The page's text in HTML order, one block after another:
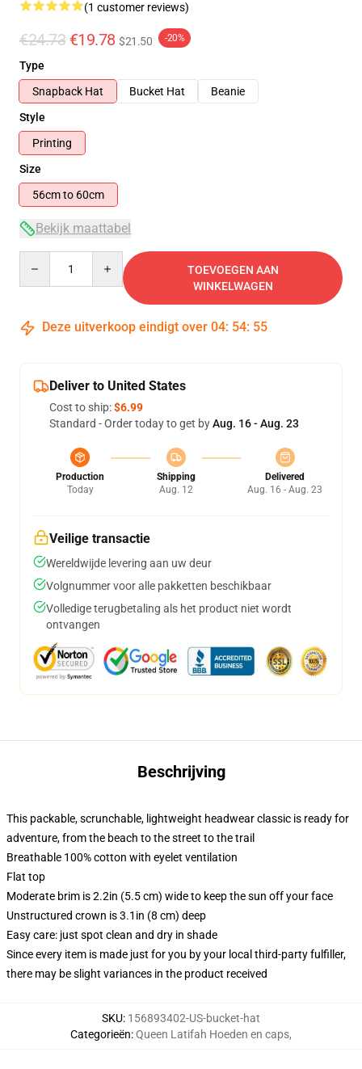
(1 customer reviews)
€24.73 €19.78 $21.50 -20%
Type
Snapback Hat
Bucket Hat
Beanie
Style
Printing
Size
56cm to 60cm
Bekijk maattabel
TOEVOEGEN AAN
WINKELWAGEN
Deze uitverkoop eindigt over 04: 54: 55
Deliver to United States
Cost to ship:$6.99
Standard - Order today to get byAug. 16 - Aug. 23
Production
Today
Shipping
Aug. 12
Delivered
Aug. 16 - Aug. 23
Veilige transactie
Wereldwijde levering aan uw deur
Volgnummer voor alle pakketten beschikbaar
Volledige terugbetaling als het product niet wordt
ontvangen
Beschrijving
This packable, scrunchable, lightweight headwear classic is ready for
adventure, from the beach to the street to the trail
Breathable 100% cotton with eyelet ventilation
Flat top
Moderate brim is 2.2in (5.5 cm) wide to keep the sun off your face
Unstructured crown is 3.1in (8 cm) deep
Easy care: just spot clean and dry in shade
Since every item is made just for you by your local third-party fulfiller,
there may be slight variances in the product received
SKU: 156893402-US-bucket-hat
Categorieën:Queen Latifah Hoeden en caps,